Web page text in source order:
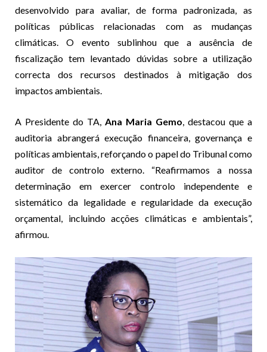
desenvolvido para avaliar, de forma padronizada, as
políticas públicas relacionadas com as mudanças
climáticas. O evento sublinhou que a ausência de
fiscalização tem levantado dúvidas sobre a utilização
correcta dos recursos destinados à mitigação dos
impactos ambientais.
A Presidente do TA, Ana Maria Gemo , destacou que a
auditoria abrangerá execução financeira, governança e
políticas ambientais, reforçando o papel do Tribunal como
auditor de controlo externo. “Reafirmamos a nossa
determinação em exercer controlo independente e
sistemático da legalidade e regularidade da execução
orçamental, incluindo acções climáticas e ambientais”,
afirmou.